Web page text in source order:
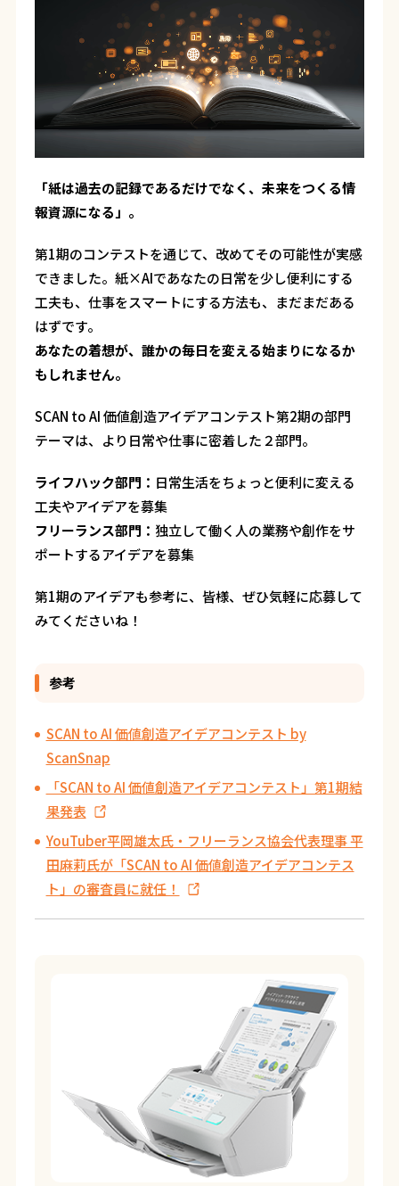
「紙は過去の記録であるだけでなく、未来をつくる情
報資源になる」――。
第1期のコンテストを通じて、改めてその可能性が実感
できました。紙×AIであなたの日常を少し便利にする
工夫も、仕事をスマートにする方法も、まだまだある
はずです。
あなたの着想が、誰かの毎日を変える始まりになるか
もしれません。
SCAN to AI 価値創造アイデアコンテスト第2期の部門
テーマは、より日常や仕事に密着した２部門。
ライフハック部門： 日常生活をちょっと便利に変える
工夫やアイデアを募集
フリーランス部門： 独立して働く人の業務や創作をサ
ポートするアイデアを募集
第1期のアイデアも参考に、皆様、ぜひ気軽に応募して
みてくださいね！
参考
SCAN to AI 価値創造アイデアコンテスト by
ScanSnap
「SCAN to AI 価値創造アイデアコンテスト」第1期結
果発表
YouTuber平岡雄太氏・フリーランス協会代表理事 平
田麻莉氏が「SCAN to AI 価値創造アイデアコンテス
ト」の審査員に就任！